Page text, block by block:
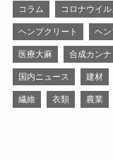
コラム コロナウイル
ヘンプクリート ヘン
医療大麻 合成カンナ
国内ニュース 建材
繊維 衣類 農業